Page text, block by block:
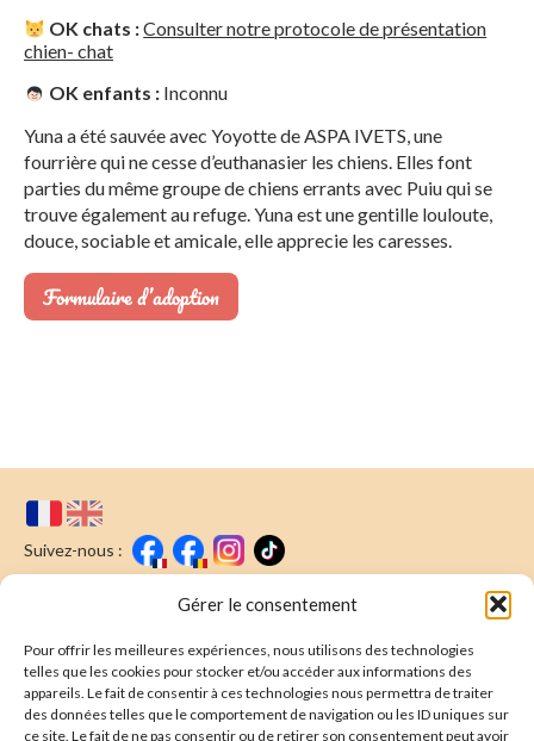
Gérer le consentement
Pour offrir les meilleures expériences, nous utilisons des technologies
telles que les cookies pour stocker et/ou accéder aux informations des
appareils. Le fait de consentir à ces technologies nous permettra de traiter
des données telles que le comportement de navigation ou les ID uniques sur
ce site. Le fait de ne pas consentir ou de retirer son consentement peut avoir
OK chats :Consulter notre protocole de présentation
chien- chat
OK enfants : Inconnu
Yuna a été sauvée avec Yoyotte de ASPA IVETS, une
fourrière qui ne cesse d’euthanasier les chiens. Elles font
parties du même groupe de chiens errants avec Puiu qui se
trouve également au refuge. Yuna est une gentille louloute,
douce, sociable et amicale, elle apprecie les caresses.
Formulaire d’adoption
Suivez-nous :
Nous écrire
Newsletter
E-mail* : Souscrire